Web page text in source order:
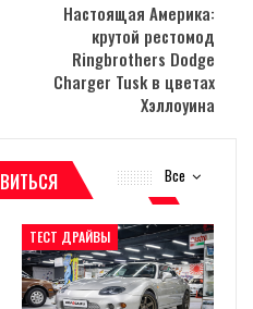
Настоящая Америка:
крутой рестомод
Ringbrothers Dodge
Charger Tusk в цветах
Хэллоуина
Все
ТЕСТ ДРАЙВЫ